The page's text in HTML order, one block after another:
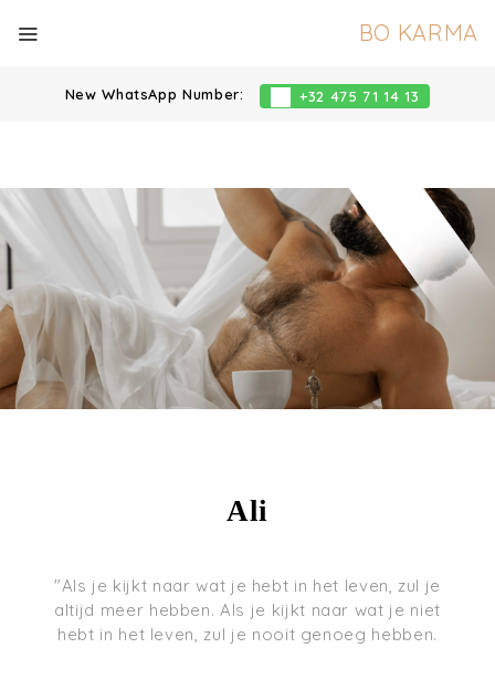
New WhatsApp Number: +32 475 71 14 13
BO KARMA
Ali
"Als je kijkt naar wat je hebt in het leven, zul je
altijd meer hebben. Als je kijkt naar wat je niet
hebt in het leven, zul je nooit genoeg hebben.